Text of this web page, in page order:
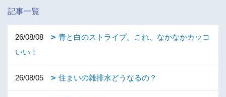
記事一覧
26/08/08
青と白のストライプ。これ、なかなかカッコ
いい！
26/08/05 住まいの雑排水どうなるの？